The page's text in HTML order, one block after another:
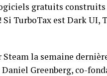
gratuits
TurboTax est Dark UI,
Steam la semaine
Greenberg, co-